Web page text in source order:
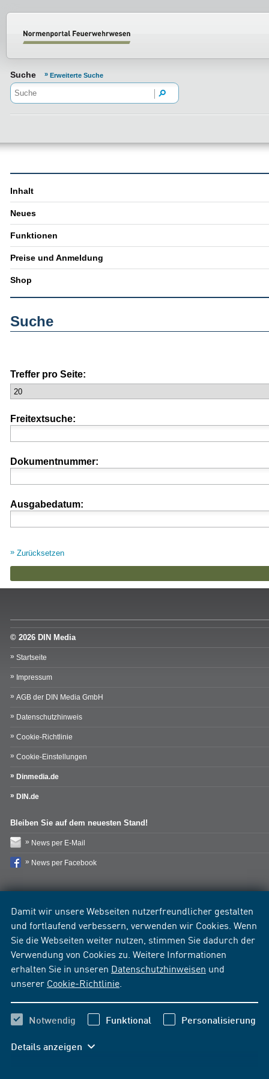
Damit wir unsere Webseiten nutzerfreundlicher gestalten
und fortlaufend verbessern, verwenden wir Cookies. Wenn
Sie die Webseiten weiter nutzen, stimmen Sie dadurch der
Verwendung von Cookies zu. Weitere Informationen
erhalten Sie in unseren Datenschutzhinweisen und
unserer Cookie-Richtlinie
Notwendig Funktional Personalisierung
Details anzeigen
Suche Erweiterte Suche
Inhalt
Neues
Funktionen
Preise und Anmeldung
Shop
Suche
Treffer pro Seite:
Freitextsuche:
Dokumentnummer:
Ausgabedatum:
Zurücksetzen
© 2026 DIN Media
Startseite
Impressum
AGB der DIN Media GmbH
Datenschutzhinweis
Cookie-Richtlinie
Cookie-Einstellungen
Dinmedia.de
DIN.de
Bleiben Sie auf dem neuesten Stand!
News per E-Mail
News per Facebook